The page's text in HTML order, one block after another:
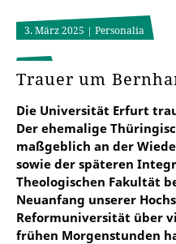
3. März 2025 | Personalia
Trauer um
Die Universität Erfurt
Der ehemalige
maßgeblich an der
sowie der späteren
Theologischen Fakultät
Neuanfang unserer
Reformuniversität über
frühen Morgenstunden